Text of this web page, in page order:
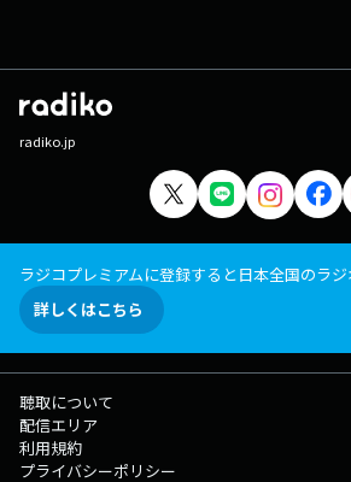
radiko.jp
ラジコプレミアムに登録すると日本全国のラ
詳しくはこちら
聴取について
配信エリア
利用規約
プライバシーポリシー